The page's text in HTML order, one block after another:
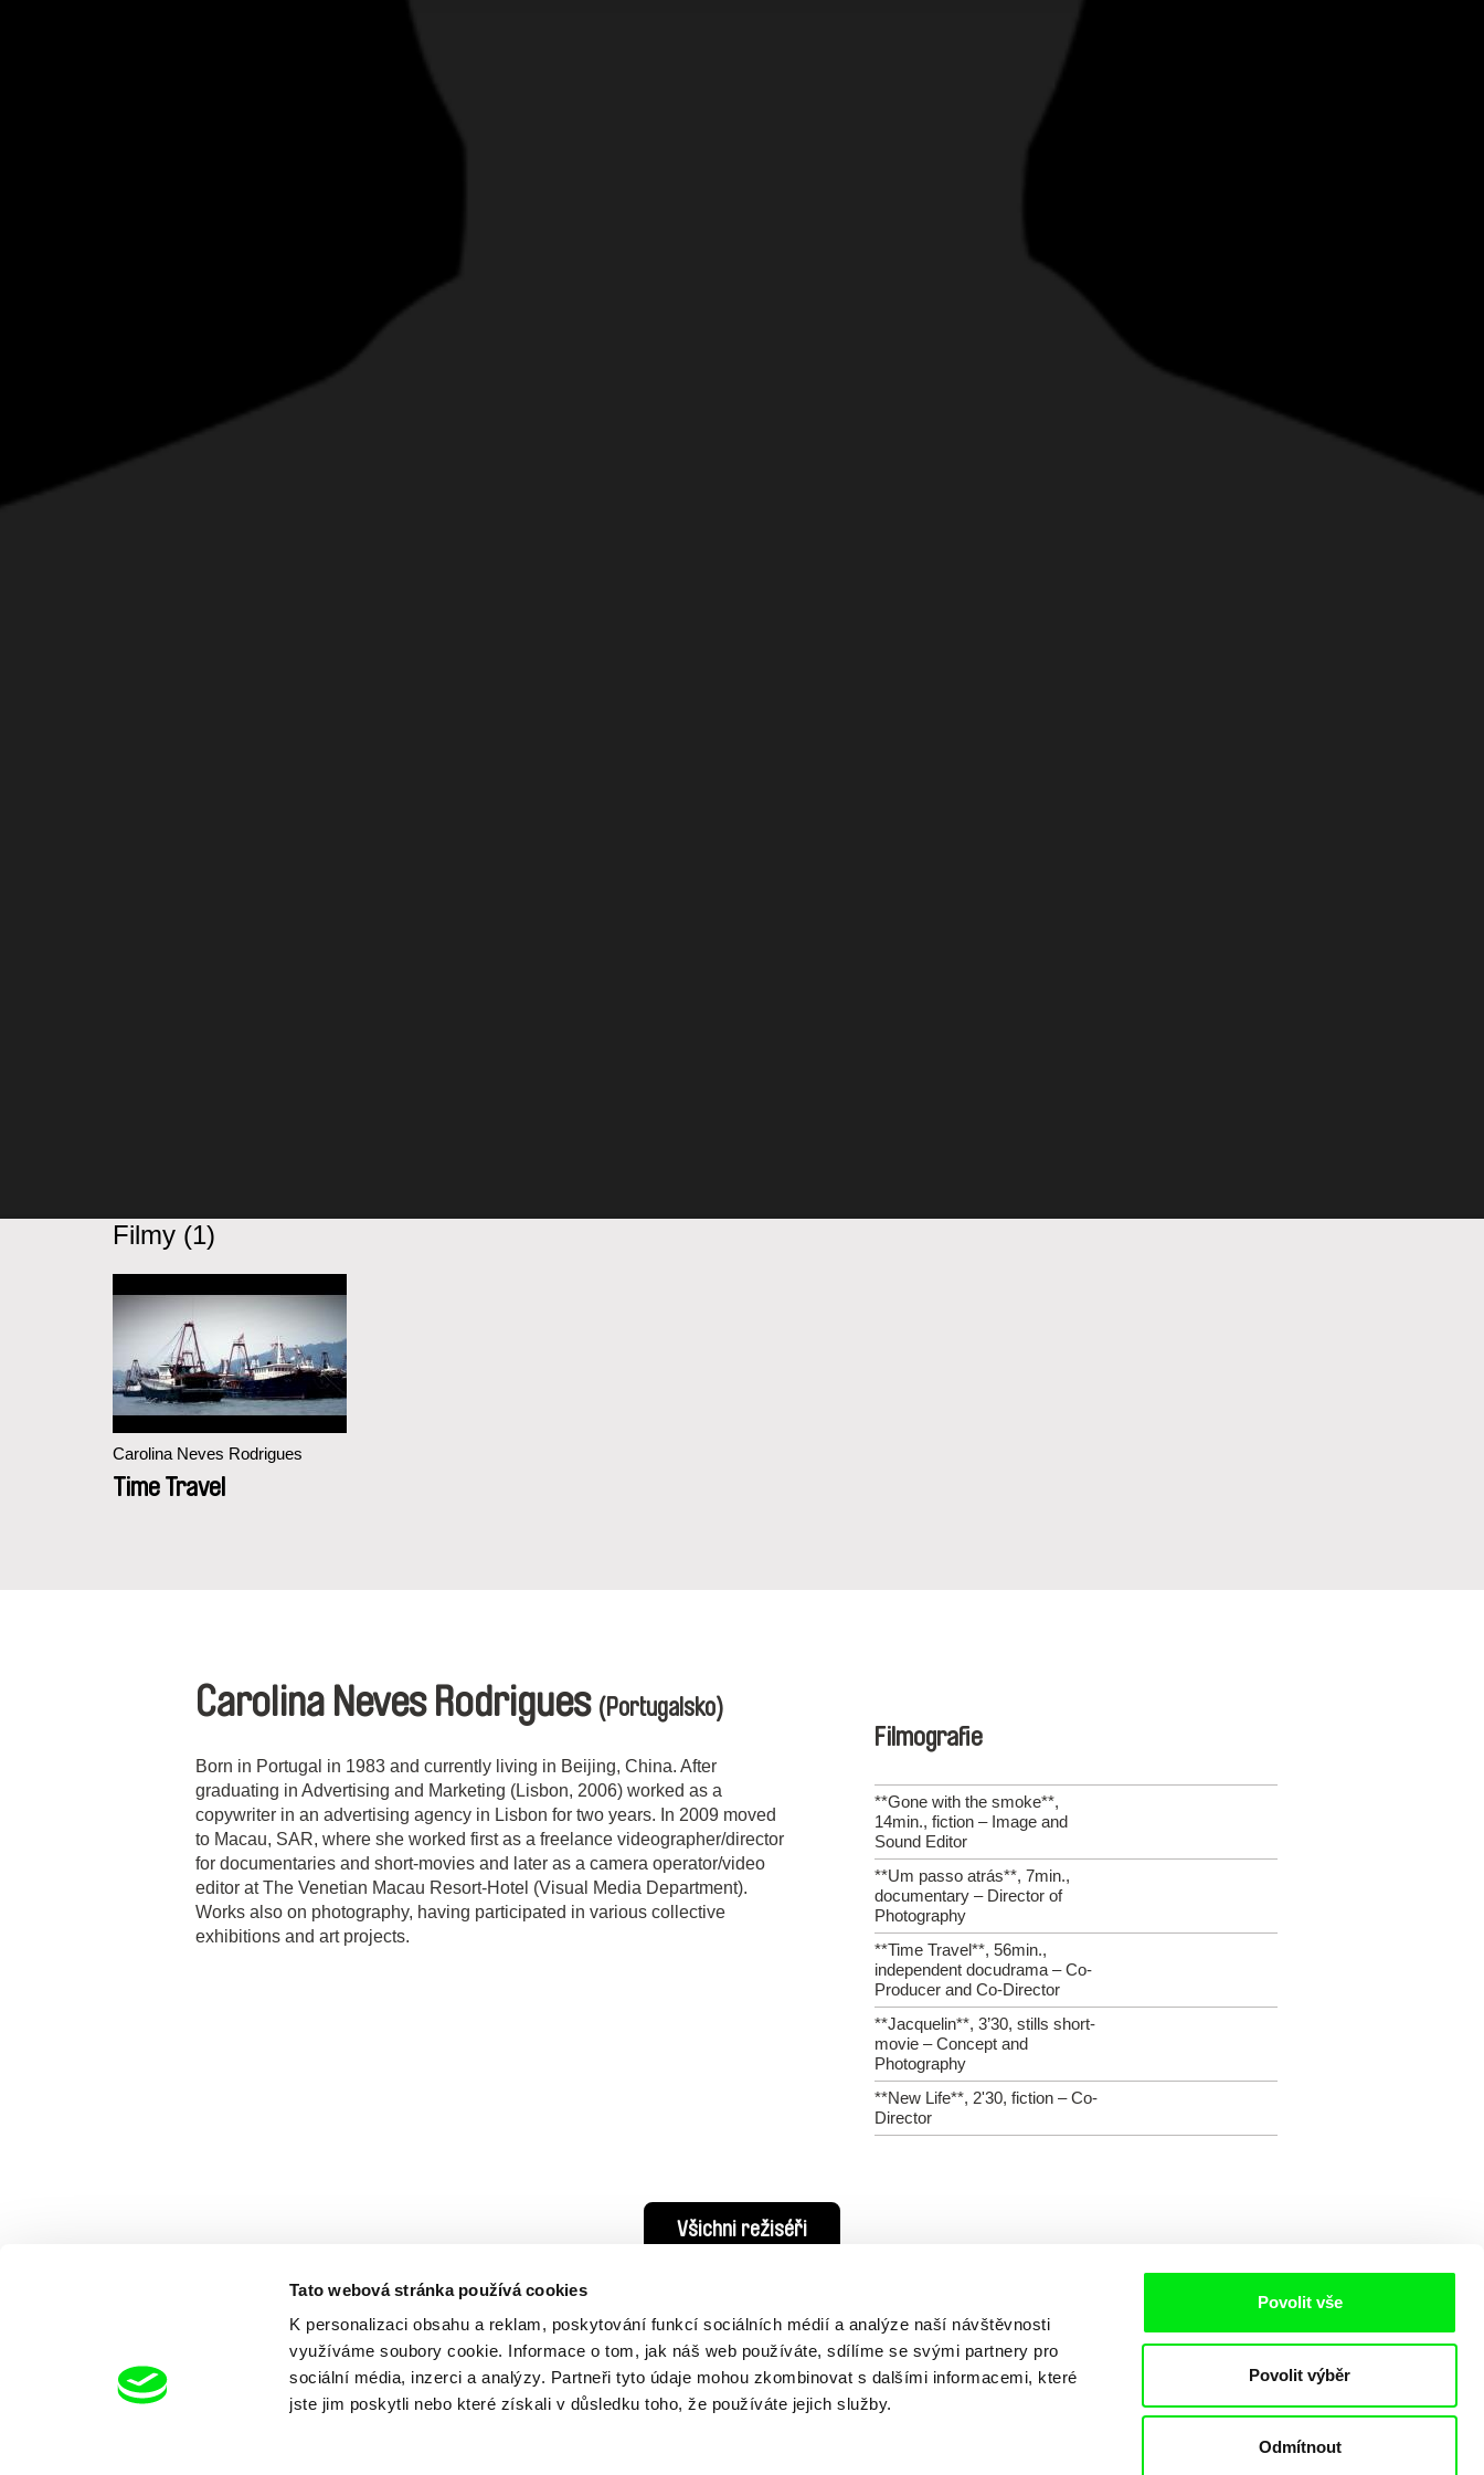
Tato webová stránka používá cookies
K personalizaci obsahu a reklam, poskytování funkcí sociálních médií a analýze naší návštěvnosti
využíváme soubory cookie. Informace o tom, jak náš web používáte, sdílíme se svými partnery pro
sociální média, inzerci a analýzy. Partneři tyto údaje mohou zkombinovat s dalšími informacemi, které
jste jim poskytli nebo které získali v důsledku toho, že používáte jejich služby.
Povolit vše
Povolit výběr
Odmítnout
Filmy (1)
Carolina Neves Rodrigues
Time Travel
Carolina Neves Rodrigues (Portugalsko)
Born in Portugal in 1983 and currently living in Beijing, China. After
graduating in Advertising and Marketing (Lisbon, 2006) worked as a
copywriter in an advertising agency in Lisbon for two years. In 2009 moved
to Macau, SAR, where she worked first as a freelance videographer/director
for documentaries and short-movies and later as a camera operator/video
editor at The Venetian Macau Resort-Hotel (Visual Media Department).
Works also on photography, having participated in various collective
exhibitions and art projects.
Filmografie
**Gone with the smoke**,
14min., fiction – Image and
Sound Editor
**Um passo atrás**, 7min.,
documentary – Director of
Photography
**Time Travel**, 56min.,
independent docudrama – Co-
Producer and Co-Director
**Jacquelin**, 3’30, stills short-
movie – Concept and
Photography
**New Life**, 2'30, fiction – Co-
Director
Všichni režiséři